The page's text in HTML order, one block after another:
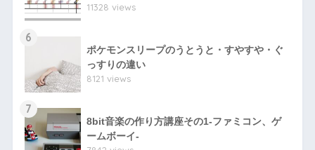
11328 views
6
ポケモンスリープのうとうと・すやすや・ぐ
っすりの違い
8121 views
7
8bit音楽の作り方講座その1-ファミコン、ゲ
ームボーイ-